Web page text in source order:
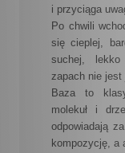
i przyciąga
Po chwili
się cieplej,
suchej,
zapach nie jest
Baza to
molekuł i
odpowiadają
kompozycję, a